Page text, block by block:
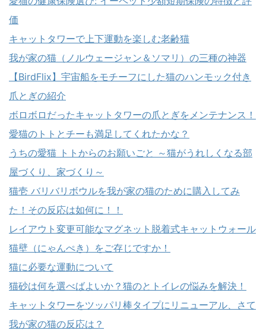
価
キャットタワーで上下運動を楽しむ老齢猫
我が家の猫（ノルウェージャン＆ソマリ）の三種の神器
【BirdFlix】宇宙船をモチーフにした猫のハンモック付き
爪とぎの紹介
ボロボロだったキャットタワーの爪とぎをメンテナンス！
愛猫のトトとチーも満足してくれたかな？
うちの愛猫 トトからのお願いごと ～猫がうれしくなる部
屋づくり、家づくり～
猫壱 バリバリボウルを我が家の猫のために購入してみ
た！その反応は如何に！！
レイアウト変更可能なマグネット脱着式キャットウォール
猫壁（にゃんぺき）をご存じですか！
猫に必要な運動について
猫砂は何を選べばよいか？猫のとトイレの悩みを解決！
キャットタワーをツッパリ棒タイプにリニューアル、さて
我が家の猫の反応は？